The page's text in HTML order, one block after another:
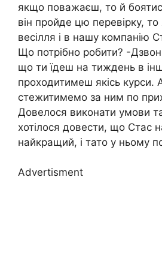
якщо поважаєш, то й
він пройде цю перевірку,
весілля і в нашу компанію
Що потрібно робити? -
що ти їдеш на тиждень в
проходитимеш якісь курси.
стежитимемо за ним по
Довелося виконати умови
хотілося довести, що Стас
найкращий, і тато у ньому
Advertisment